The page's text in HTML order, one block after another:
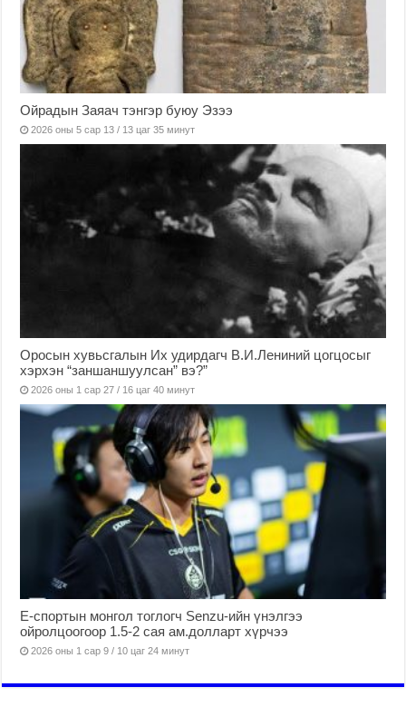
Ойрадын Заяач тэнгэр буюу Эзээ
2026 оны 5 сар 13 / 13 цаг 35 минут
Оросын хувьсгалын Их удирдагч В.И.Лениний цогцосыг
хэрхэн “заншаншуулсан” вэ?”
2026 оны 1 сар 27 / 16 цаг 40 минут
Е-спортын монгол тоглогч Senzu-ийн үнэлгээ
ойролцоогоор 1.5-2 сая ам.долларт хүрчээ
2026 оны 1 сар 9 / 10 цаг 24 минут